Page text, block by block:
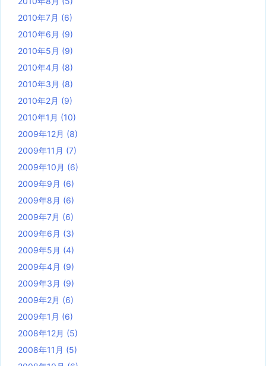
2010年7月 (6)
2010年6月 (9)
2010年5月 (9)
2010年4月 (8)
2010年3月 (8)
2010年2月 (9)
2010年1月 (10)
2009年12月 (8)
2009年11月 (7)
2009年10月 (6)
2009年9月 (6)
2009年8月 (6)
2009年7月 (6)
2009年6月 (3)
2009年5月 (4)
2009年4月 (9)
2009年3月 (9)
2009年2月 (6)
2009年1月 (6)
2008年12月 (5)
2008年11月 (5)